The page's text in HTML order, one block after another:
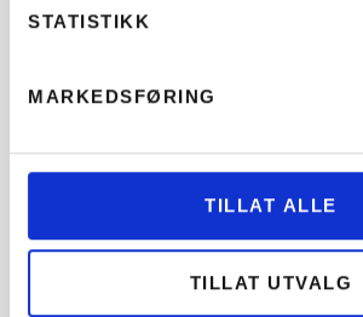
STATISTIKK
MARKEDSFØRING
TILLAT ALLE
TILLAT UTVALG
at du kan
har de
tallene
trenger